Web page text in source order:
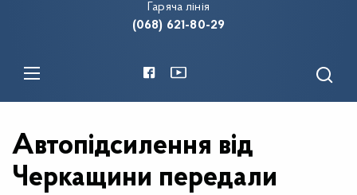
Гаряча лінія
(068) 621-80-29
Автопідсилення від
Черкащини передали